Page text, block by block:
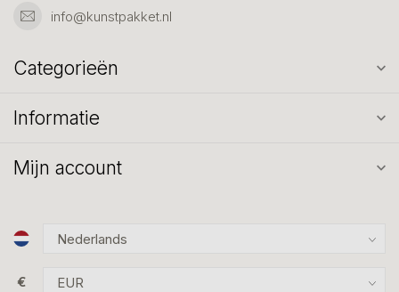
info@kunstpakket.nl
Categorieën
Informatie
Mijn account
€